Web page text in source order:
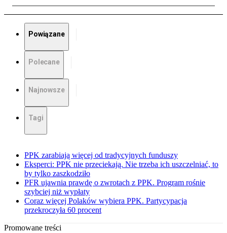
Powiązane
Polecane
Najnowsze
Tagi
PPK zarabiają więcej od tradycyjnych funduszy
Eksperci: PPK nie przeciekają. Nie trzeba ich uszczelniać, to
by tylko zaszkodziło
PFR ujawnia prawdę o zwrotach z PPK. Program rośnie
szybciej niż wypłaty
Coraz więcej Polaków wybiera PPK. Partycypacja
przekroczyła 60 procent
Promowane treści